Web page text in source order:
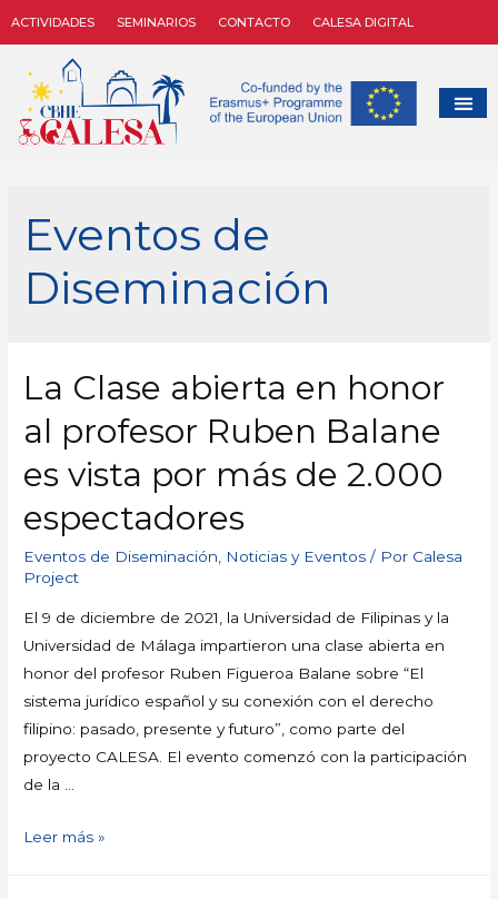
ACTIVIDADES SEMINARIOS CONTACTO CALESA DIGITAL
Eventos de
Diseminación
La Clase abierta en honor
al profesor Ruben Balane
es vista por más de 2.000
espectadores
Eventos de Diseminación, Noticias y Eventos / Por Calesa
Project
El 9 de diciembre de 2021, la Universidad de Filipinas y la
Universidad de Málaga impartieron una clase abierta en
honor del profesor Ruben Figueroa Balane sobre “El
sistema jurídico español y su conexión con el derecho
filipino: pasado, presente y futuro”, como parte del
proyecto CALESA. El evento comenzó con la participación
de la …
Leer más »